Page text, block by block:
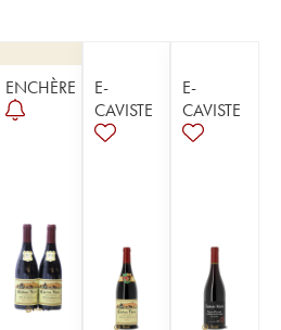
ENCHÈRE
E-
CAVISTE
E-
CAVISTE